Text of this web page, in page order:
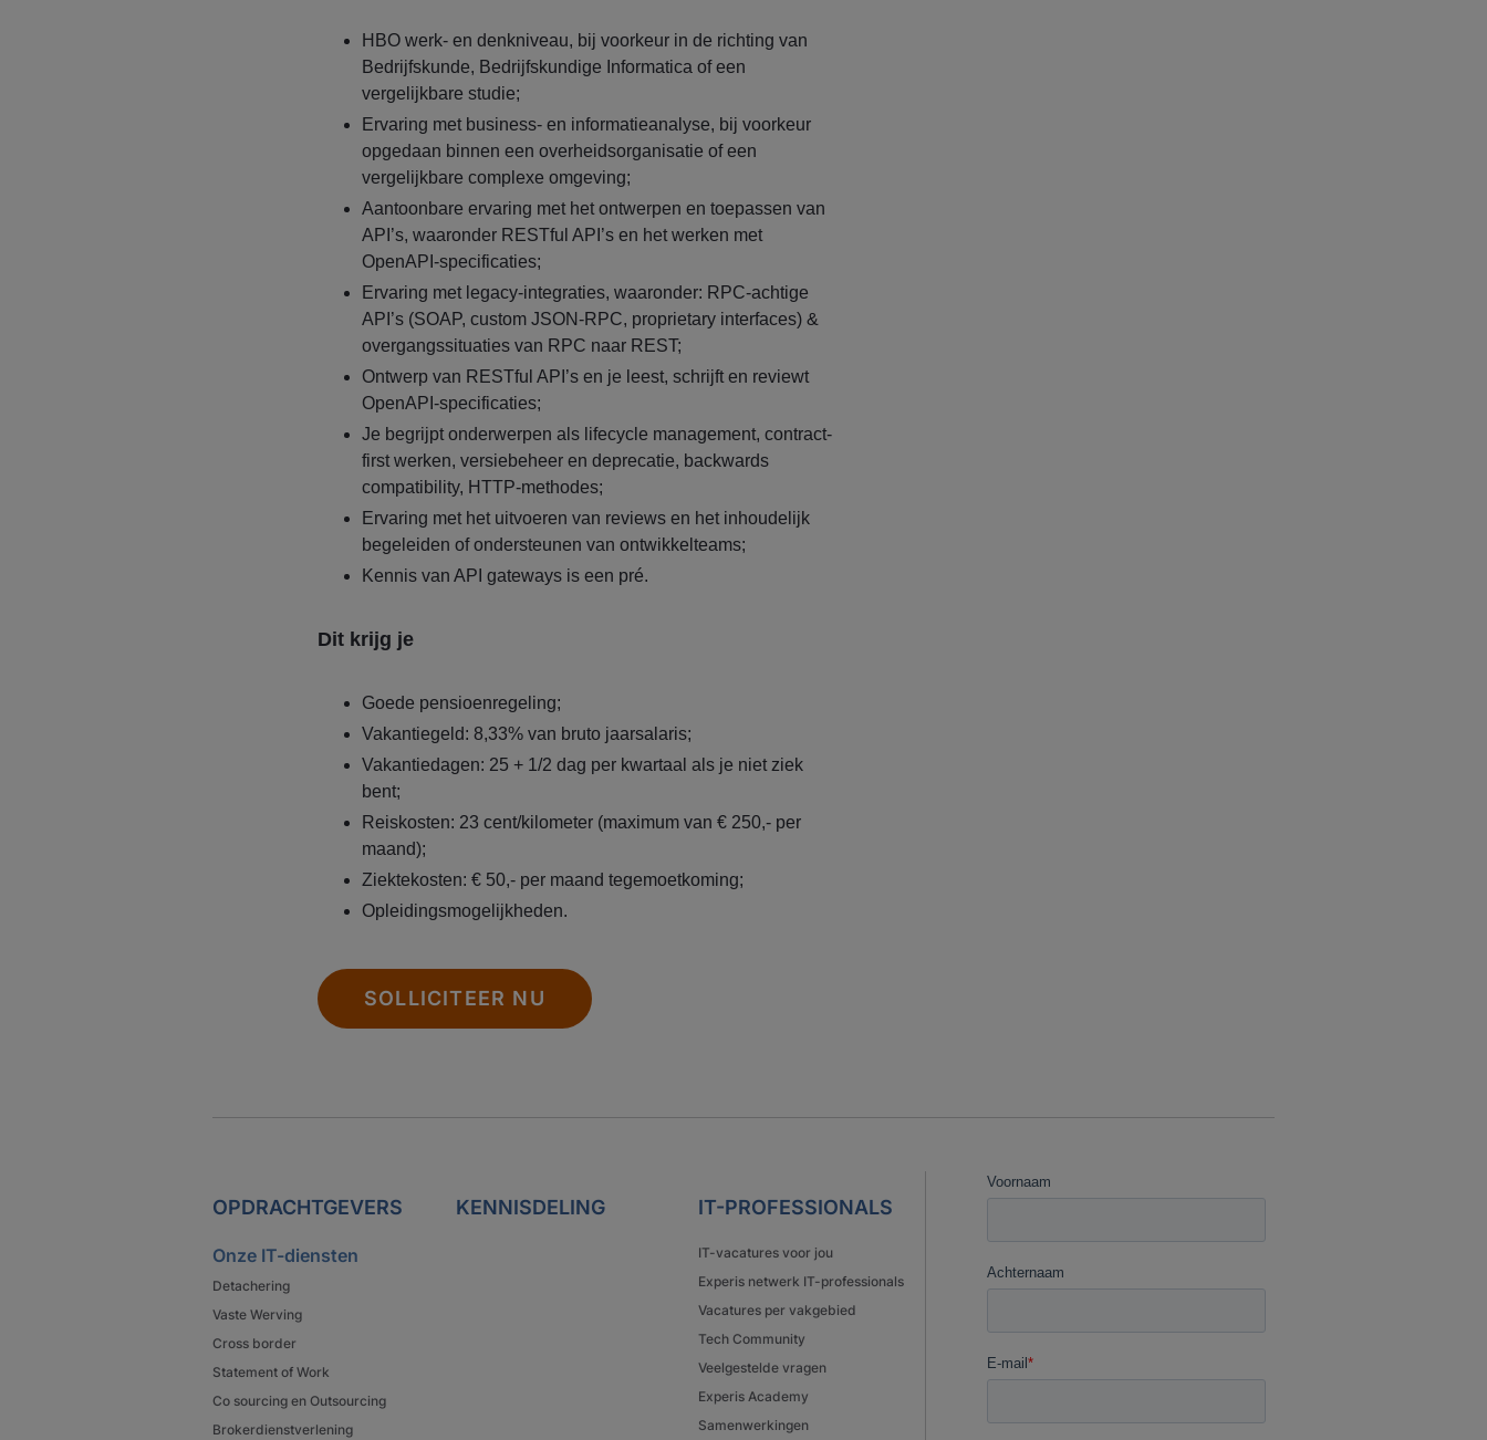
HBO werk- en denkniveau, bij voorkeur in de richting van
Bedrijfskunde, Bedrijfskundige Informatica of een
vergelijkbare studie;
Ervaring met business- en informatieanalyse, bij voorkeur
opgedaan binnen een overheidsorganisatie of een
vergelijkbare complexe omgeving;
Aantoonbare ervaring met het ontwerpen en toepassen van
API’s, waaronder RESTful API’s en het werken met
OpenAPI-specificaties;
Ervaring met legacy-integraties, waaronder: RPC-achtige
API’s (SOAP, custom JSON-RPC, proprietary interfaces) &
overgangssituaties van RPC naar REST;
Ontwerp van RESTful API’s en je leest, schrijft en reviewt
OpenAPI-specificaties;
Je begrijpt onderwerpen als lifecycle management, contract-
first werken, versiebeheer en deprecatie, backwards
compatibility, HTTP-methodes;
Ervaring met het uitvoeren van reviews en het inhoudelijk
begeleiden of ondersteunen van ontwikkelteams;
Kennis van API gateways is een pré.
Dit krijg je
Goede pensioenregeling;
Vakantiegeld: 8,33% van bruto jaarsalaris;
Vakantiedagen: 25 + 1/2 dag per kwartaal als je niet ziek
bent;
Reiskosten: 23 cent/kilometer (maximum van € 250,- per
maand);
Ziektekosten: € 50,- per maand tegemoetkoming;
Opleidingsmogelijkheden.
SOLLICITEER NU
OPDRACHTGEVERS
Onze IT-diensten
Detachering
Vaste Werving
Cross border
Statement of Work
Co sourcing en Outsourcing
Brokerdienstverlening
KENNISDELING IT-PROFESSIONALS
IT-vacatures voor jou
Experis netwerk IT-professionals
Vacatures per vakgebied
Tech Community
Veelgestelde vragen
Experis Academy
Samenwerkingen